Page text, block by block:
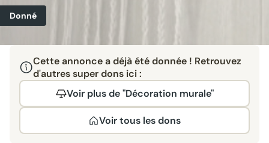
Donné
Cette annonce a déjà été donnée ! Retrouvez
d'autres super dons ici :
Voir plus de "Décoration murale"
Voir tous les dons